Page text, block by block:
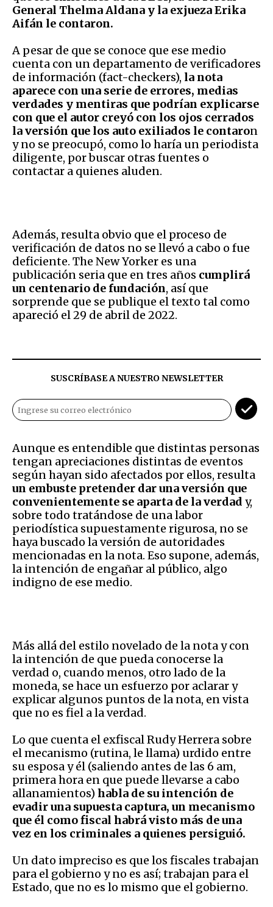
General Thelma Aldana y la exjueza Erika
Aifán le contaron.
A pesar de que se conoce que ese medio
cuenta con un departamento de verificadores
de información (fact-checkers), la nota
aparece con una serie de errores, medias
verdades y mentiras que podrían explicarse
con que el autor creyó con los ojos cerrados
la versión que los auto exiliados le contaron
y no se preocupó, como lo haría un periodista
diligente, por buscar otras fuentes o
contactar a quienes aluden.
Además, resulta obvio que el proceso de
verificación de datos no se llevó a cabo o fue
deficiente. The New Yorker es una
publicación seria que en tres años cumplirá
un centenario de fundación, así que
sorprende que se publique el texto tal como
apareció el 29 de abril de 2022.
SUSCRÍBASE A NUESTRO NEWSLETTER
Aunque es entendible que distintas personas
tengan apreciaciones distintas de eventos
según hayan sido afectados por ellos, resulta
un embuste pretender dar una versión que
convenientemente se aparta de la verdad y,
sobre todo tratándose de una labor
periodística supuestamente rigurosa, no se
haya buscado la versión de autoridades
mencionadas en la nota. Eso supone, además,
la intención de engañar al público, algo
indigno de ese medio.
Más allá del estilo novelado de la nota y con
la intención de que pueda conocerse la
verdad o, cuando menos, otro lado de la
moneda, se hace un esfuerzo por aclarar y
explicar algunos puntos de la nota, en vista
que no es fiel a la verdad.
Lo que cuenta el exfiscal Rudy Herrera sobre
el mecanismo (rutina, le llama) urdido entre
su esposa y él (saliendo antes de las 6 am,
primera hora en que puede llevarse a cabo
allanamientos) habla de su intención de
evadir una supuesta captura, un mecanismo
que él como fiscal habrá visto más de una
vez en los criminales a quienes persiguió.
Un dato impreciso es que los fiscales trabajan
para el gobierno y no es así; trabajan para el
Estado, que no es lo mismo que el gobierno.